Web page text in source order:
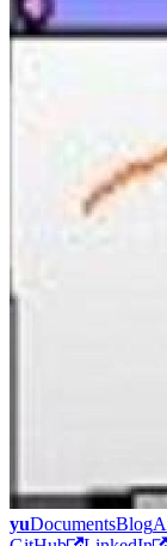
yuDocumentsBlog